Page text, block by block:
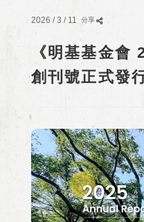
2026 / 3 / 11 分享
《明基基金會
創刊號正式發